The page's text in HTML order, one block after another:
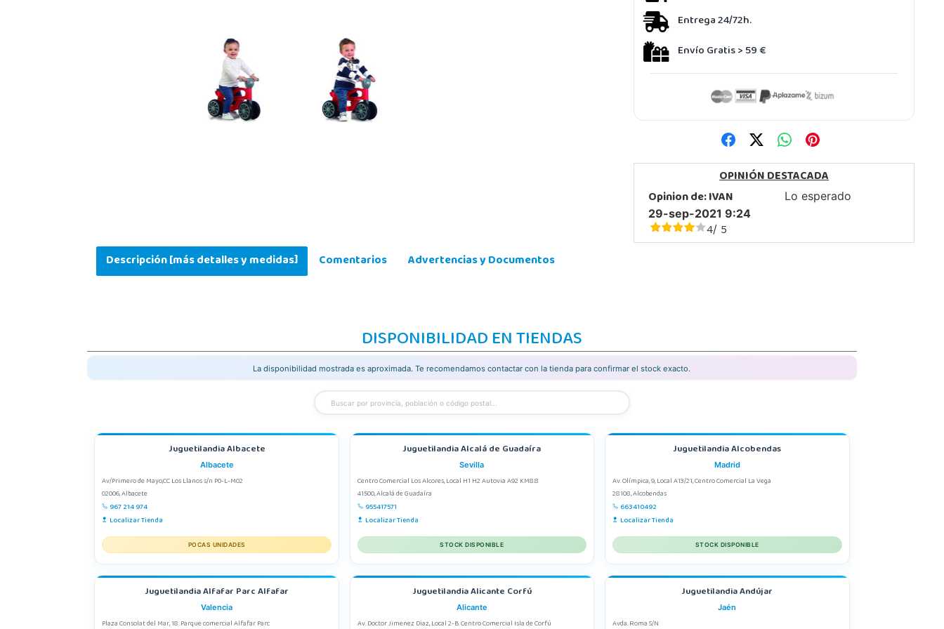
Entrega 24/72h.
Envío Gratis > 59 €
OPINIÓN DESTACADA
Opinion de:IVAN
29-sep-2021 9:24
4/ 5
Lo esperado
Descripción [más detalles y medidas] Comentarios Advertencias y Documentos
DISPONIBILIDAD EN TIENDAS
La disponibilidad mostrada es aproximada. Te recomendamos contactar con la tienda para confirmar el stock exacto.
Juguetilandia Albacete
Albacete
Av/Primero de Mayo,CC Los Llanos s/n P0-L-M02
02006, Albacete
967 214 974
Localizar Tienda
POCAS UNIDADES
Juguetilandia Alcalá de Guadaíra
Sevilla
Centro Comercial Los Alcores, Local H1 H2 Autovia A92 KM8.8
41500, Alcalá de Guadaíra
955417571
Localizar Tienda
STOCK DISPONIBLE
Juguetilandia Alcobendas
Madrid
Av. Olímpica, 9, Local A13/21, Centro Comercial La Vega
28108, Alcobendas
663410492
Localizar Tienda
STOCK DISPONIBLE
Juguetilandia Alfafar Parc Alfafar
Valencia
Plaza Consolat del Mar, 18. Parque comercial Alfafar Parc
Juguetilandia Alicante Corfú
Alicante
Av. Doctor Jimenez Diaz, Local 2-B. Centro Comercial Isla de Corfú
Juguetilandia Andújar
Jaén
Avda. Roma S/N